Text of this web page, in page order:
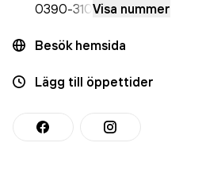
0390-310Visa nummer
Besök hemsida
Lägg till öppettider